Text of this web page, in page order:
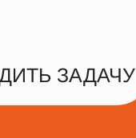
ЗАДАЧУ